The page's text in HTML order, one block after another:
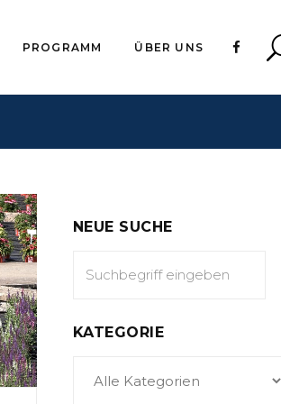
PROGRAMM ÜBER UNS
NEUE SUCHE
KATEGORIE